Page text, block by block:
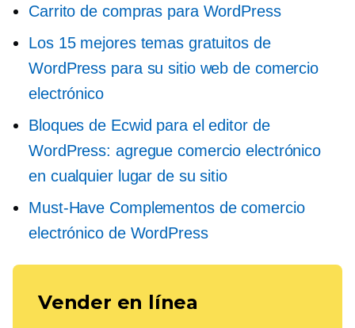
Carrito de compras para WordPress
Los 15 mejores temas gratuitos de
WordPress para su sitio web de comercio
electrónico
Bloques de Ecwid para el editor de
WordPress: agregue comercio electrónico
en cualquier lugar de su sitio
Must-Have Complementos de comercio
electrónico de WordPress
Vender en línea